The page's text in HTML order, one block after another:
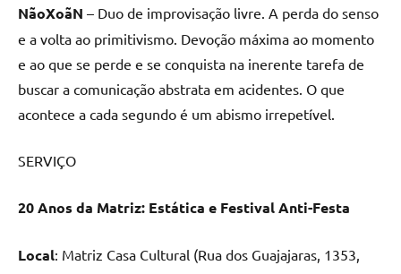
NãoXoãN – Duo de improvisação livre. A perda do senso
e a volta ao primitivismo. Devoção máxima ao momento
e ao que se perde e se conquista na inerente tarefa de
buscar a comunicação abstrata em acidentes. O que
acontece a cada segundo é um abismo irrepetível.
SERVIÇO
20 Anos da Matriz: Estática e Festival Anti-Festa
Local: Matriz Casa Cultural (Rua dos Guajajaras, 1353,